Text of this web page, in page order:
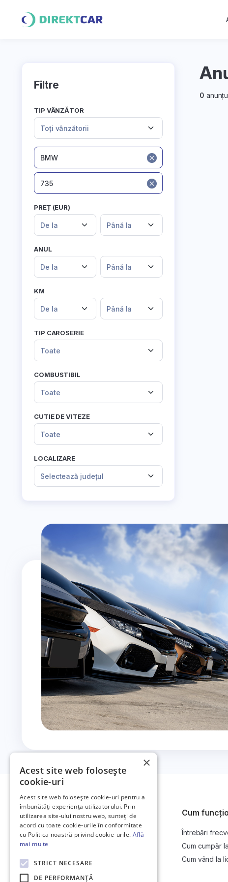
Filtre
TIP VÂNZĂTOR
Toți vânzătorii
BMW
735
PREȚ (EUR)
De la Până la
ANUL
De la Până la
KM
De la Până la
TIP CAROSERIE
Toate
COMBUSTIBIL
Toate
CUTIE DE VITEZE
Toate
LOCALIZARE
Selectează județul
0
Platformă de anunțuri auto și licitații
auto online.
Cum
Întrebări
Cum cumpăr
Cum vând la
×
Acest site web folosește
cookie-uri
Acest site web folosește cookie-uri pentru a
îmbunătăți experiența utilizatorului. Prin
utilizarea site-ului nostru web, sunteți de
acord cu toate cookie-urile în conformitate
cu Politica noastră privind cookie-urile. Află
mai multe
STRICT NECESARE
DE PERFORMANȚĂ